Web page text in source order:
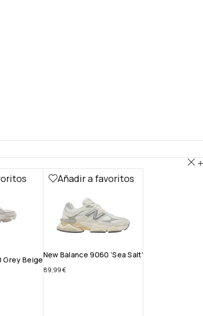
Grey Beige
Añadir a favoritos
New Balance 9060 ‘Sea Salt’
89,99€